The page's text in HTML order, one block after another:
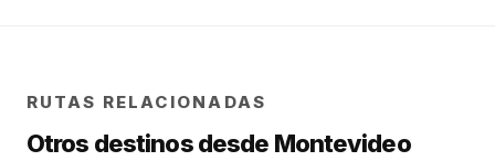
RUTAS RELACIONADAS
Otros destinos desde Montevideo